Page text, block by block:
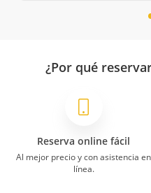
¿Por qué
Reserva online fácil
Al mejor precio y con asistencia en
línea.